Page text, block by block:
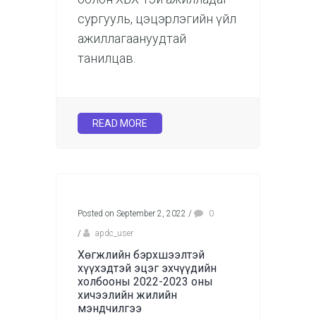
сургууль, цэцэрлэгийн үйл
ажиллагаануудтай
танилцав.
READ MORE
Posted on September 2, 2022 /
0
/
apdc_user
Хөгжлийн бэрхшээлтэй
хүүхэдтэй эцэг эхчүүдийн
холбооны 2022-2023 оны
хичээлийн жилийн
мэндчилгээ